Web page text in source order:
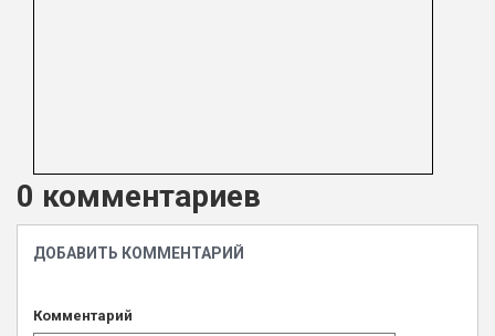
0 комментариев
ДОБАВИТЬ КОММЕНТАРИЙ
Комментарий